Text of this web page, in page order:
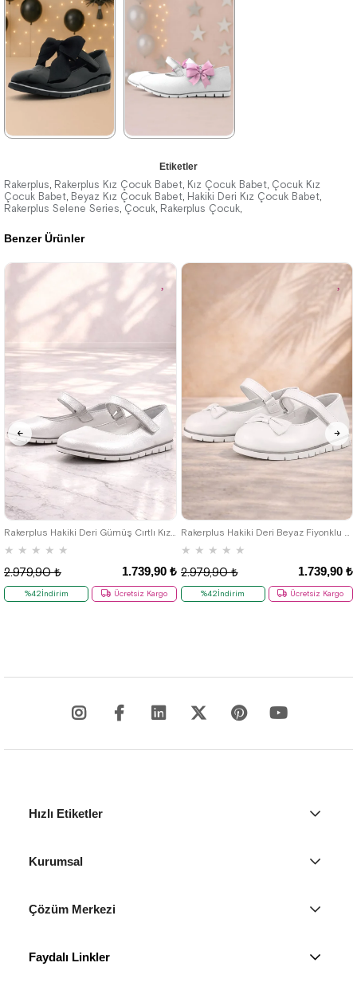
1.739,90 ₺
2.979,90 ₺
%42İndirim
Ücretsiz
Kargo
2.629,90 ₺
4.509,90 ₺
%42İndirim
Ücretsiz
Kargo
1.739,90 ₺
2.979,90 ₺
%42İndirim
Ücretsiz
★ ★ ★
1.929,90 ₺
3.309,90 ₺
%42İndirim
Ücretsiz
Benzer Ürünler
★ ★ ★ ★ ★
1.739,90 ₺
2.979,90 ₺
%42İndirim Ücretsiz Kargo
25 27 28 29 30
32
35
★ ★ ★ ★ ★
1.739,90 ₺
2.979,90 ₺
%42İndirim Ücretsiz Kargo
26
34
Etiketler
Rakerplus, Rakerplus Kız Çocuk Babet, Kız Çocuk Babet, Çocuk Kız
Çocuk Babet, Beyaz Kız Çocuk Babet, Hakiki Deri Kız Çocuk Babet,
Rakerplus Selene Series, Çocuk, Rakerplus Çocuk,
Hızlı Etiketler
Kurumsal
Çözüm Merkezi
Faydalı Linkler